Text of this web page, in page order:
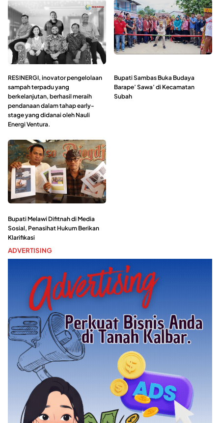
RESINERGI, inovator pengelolaan
sampah terpadu yang
berkelanjutan, berhasil meraih
pendanaan dalam tahap early-
stage yang didanai oleh Nauli
Energi Ventura.
Bupati Sambas Buka Budaya
Barape’ Sawa’ di Kecamatan
Subah
Bupati Melawi Difitnah di Media
Sosial, Penasihat Hukum Berikan
Klarifikasi
ADVERTISING